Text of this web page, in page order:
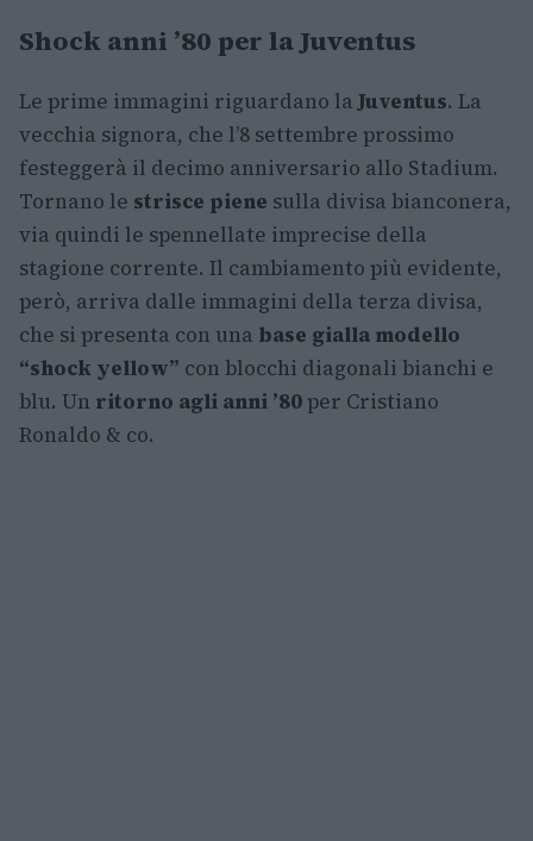
Shock anni ’80 per la Juventus
Le prime immagini riguardano laJuventus. La
vecchia signora, che l’8 settembre prossimo
festeggerà il decimo anniversario allo Stadium.
Tornano le strisce piene sulla divisa bianconera,
via quindi le spennellate imprecise della
stagione corrente. Il cambiamento più evidente,
però, arriva dalle immagini della terza divisa,
che si presenta con una base gialla modello
“shock yellow” con blocchi diagonali bianchi e
blu. Un ritorno agli anni ’80per Cristiano
Ronaldo & co.